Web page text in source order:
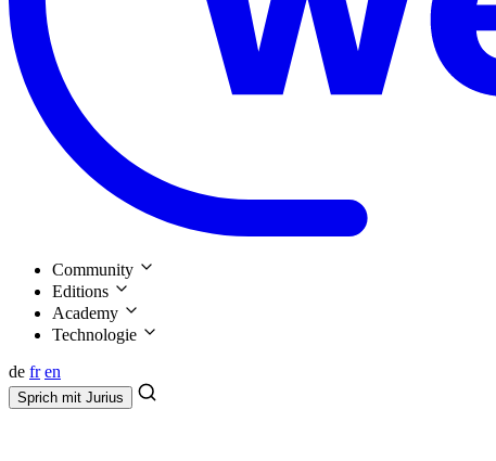
Community
Editions
Academy
Technologie
de fr en
Sprich mit Jurius